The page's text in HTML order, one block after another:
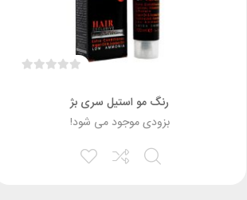
رنگ مو استیل سری بژ
بزودی موجود می شود!